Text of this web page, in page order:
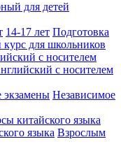
для детей
14-17 лет Подготовка
курс для школьников
с носителем
с носителем
экзамены Независимое
китайского языка
языка Взрослым